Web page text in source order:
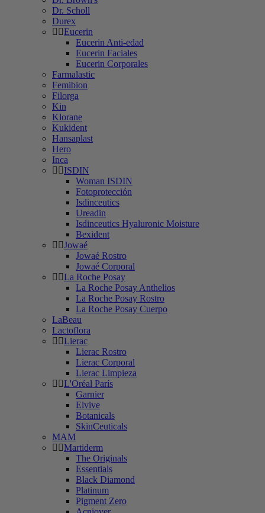
Dr. Scholl
Durex
Eucerin
Eucerin Anti-edad
Eucerin Faciales
Eucerin Corporales
Farmalastic
Femibion
Filorga
Kin
Klorane
Kukident
Hansaplast
Hero
Inca
ISDIN
Woman ISDIN
Fotoprotección
Isdinceutics
Ureadin
Isdinceutics Hyaluronic Moisture
Bexident
Jowaé
Jowaé Rostro
Jowaé Corporal
La Roche Posay
La Roche Posay Anthelios
La Roche Posay Rostro
La Roche Posay Cuerpo
LaBeau
Lactoflora
Lierac
Lierac Rostro
Lierac Corporal
Lierac Limpieza
L'Oréal París
Garnier
Elvive
Botanicals
SkinCeuticals
MAM
Martiderm
The Originals
Essentials
Black Diamond
Platinum
Pigment Zero